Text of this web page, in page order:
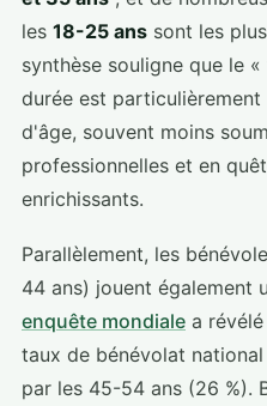
les 18-25 ans sont les
synthèse souligne que le
durée est
d'âge, souvent moins
professionnelles et en
enrichissants.
Parallèlement, les
44 ans) jouent également
enquête mondiale a
taux de bénévolat
par les 45-54 ans (26 %).